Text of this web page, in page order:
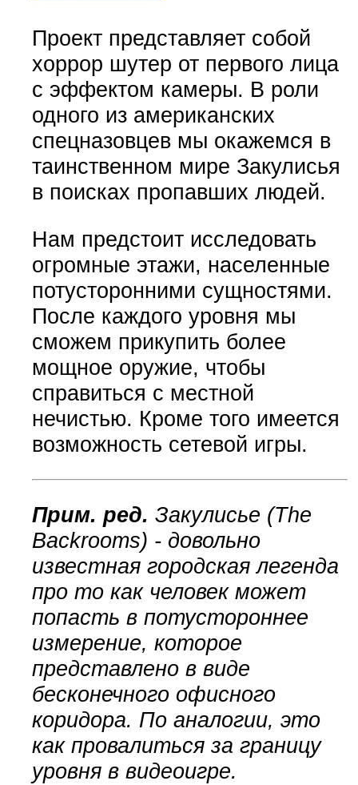
Проект представляет собой
хоррор шутер от первого лица
с эффектом камеры. В роли
одного из американских
спецназовцев мы окажемся в
таинственном мире Закулисья
в поисках пропавших людей.
Нам предстоит исследовать
огромные этажи, населенные
потусторонними сущностями.
После каждого уровня мы
сможем прикупить более
мощное оружие, чтобы
справиться с местной
нечистью. Кроме того имеется
возможность сетевой игры.
Прим. ред. Закулисье (The
Backrooms) - довольно
известная городская легенда
про то как человек может
попасть в потустороннее
измерение, которое
представлено в виде
бесконечного офисного
коридора. По аналогии, это
как провалиться за границу
уровня в видеоигре.